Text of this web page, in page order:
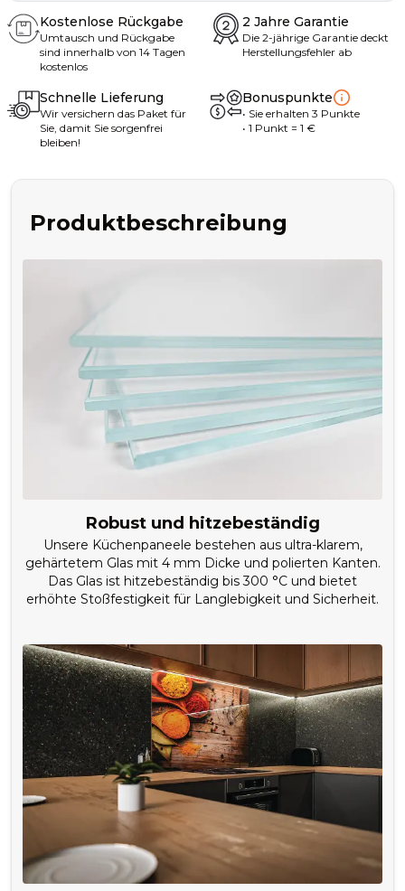
Kostenlose Rückgabe
Umtausch und Rückgabe
sind innerhalb von 14 Tagen
kostenlos
2 Jahre Garantie
Die 2-jährige Garantie deckt
Herstellungsfehler ab
Schnelle Lieferung
Wir versichern das Paket für
Sie, damit Sie sorgenfrei
bleiben!
Bonuspunkte
• Sie erhalten 3 Punkte
• 1 Punkt = 1 €
Produktbeschreibung
Robust und hitzebeständig
Unsere Küchenpaneele bestehen aus ultra-klarem,
gehärtetem Glas mit 4 mm Dicke und polierten Kanten.
Das Glas ist hitzebeständig bis 300 °C und bietet
erhöhte Stoßfestigkeit für Langlebigkeit und Sicherheit.